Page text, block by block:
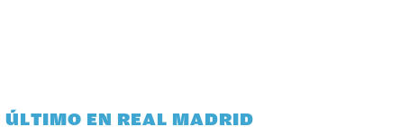
ÚLTIMO EN REAL MADRID